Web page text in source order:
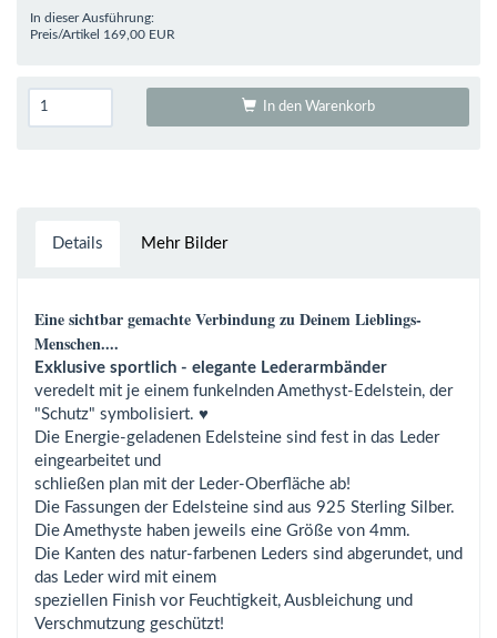
In dieser Ausführung:
Preis/Artikel 169,00 EUR
In den Warenkorb
Details Mehr Bilder
Eine sichtbar gemachte Verbindung zu Deinem Lieblings-
Menschen....
Exklusive sportlich - elegante Lederarmbänder
veredelt mit je einem funkelnden Amethyst-Edelstein, der
"Schutz" symbolisiert. ♥
Die Energie-geladenen Edelsteine sind fest in das Leder
eingearbeitet und
schließen plan mit der Leder-Oberfläche ab!
Die Fassungen der Edelsteine sind aus 925 Sterling Silber.
Die Amethyste haben jeweils eine Größe von 4mm.
Die Kanten des natur-farbenen Leders sind abgerundet, und
das Leder wird mit einem
speziellen Finish vor Feuchtigkeit, Ausbleichung und
Verschmutzung geschützt!